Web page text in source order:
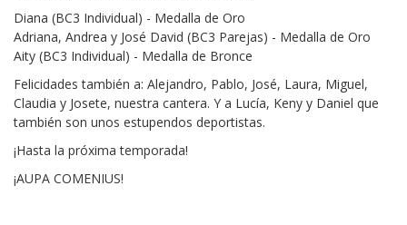
Diana (BC3 Individual) - Medalla de Oro
Adriana, Andrea y José David (BC3 Parejas) - Medalla de Oro
Aity (BC3 Individual) - Medalla de Bronce
Felicidades también a: Alejandro, Pablo, José, Laura, Miguel,
Claudia y Josete, nuestra cantera. Y a Lucía, Keny y Daniel que
también son unos estupendos deportistas.
¡Hasta la próxima temporada!
¡AUPA COMENIUS!